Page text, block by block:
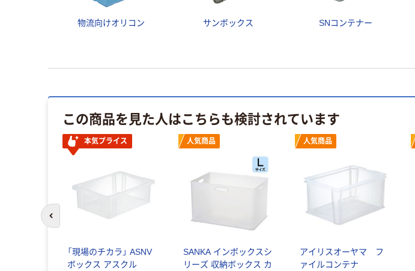
物流向けオリコン サンボックス SNコンテナー
この商品を見た人はこちらも検討されています
本気プライス
「現場のチカラ」 ASNV
ボックス アスクル
人気商品
SANKA インボックスシ
リーズ 収納ボックス カ
人気商品
アイリスオーヤマ フ
ァイルコンテナ
前のスライドへ